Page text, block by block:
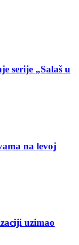
serije „Salaš u
na levoj
uzimao